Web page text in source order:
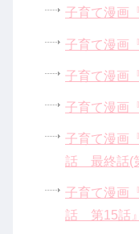
子育て漫画
子育て漫画
子育て漫画
子育て漫画
子育て漫画
話 最終話(
子育て漫画
話 第15話』